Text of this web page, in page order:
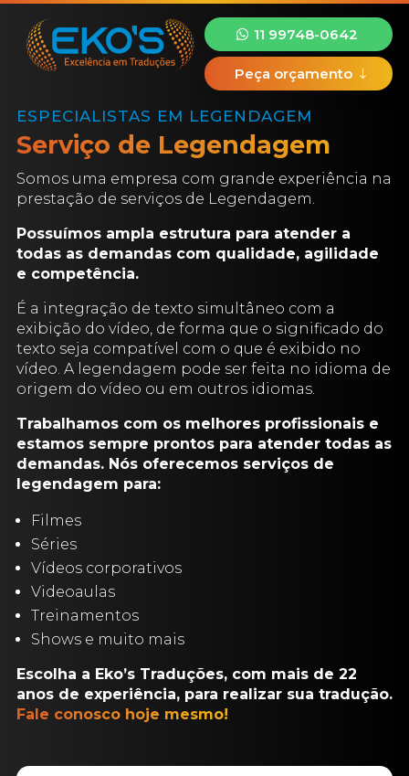
11 99748-0642
Peça orçamento
ESPECIALISTAS EM LEGENDAGEM
Serviço de Legendagem
Somos uma empresa com grande experiência na
prestação de serviços de Legendagem.
Possuímos ampla estrutura para atender a
todas as demandas com qualidade, agilidade
e competência.
É a integração de texto simultâneo com a
exibição do vídeo, de forma que o significado do
texto seja compatível com o que é exibido no
vídeo. A legendagem pode ser feita no idioma de
origem do vídeo ou em outros idiomas.
Trabalhamos com os melhores profissionais e
estamos sempre prontos para atender todas as
demandas. Nós oferecemos serviços de
legendagem para:
Filmes
Séries
Vídeos corporativos
Videoaulas
Treinamentos
Shows e muito mais
Escolha a Eko’s Traduções, com mais de 22
anos de experiência, para realizar sua tradução.
Fale conosco hoje mesmo!